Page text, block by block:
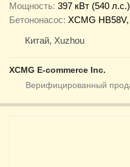
Мощность 397 кВт (540 л.с.)
Бетононасос XCMG
Китай, Xuzhou
XCMG E-commerce Inc.